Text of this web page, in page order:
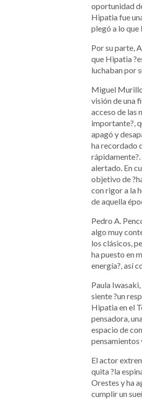
oportunidad
Hipatia fue
plegó a lo que
Por su parte,
que Hipatia
luchaban por
Miguel
visión de una
acceso de las
importante?,
apagó y
ha recordado
alertado. En
objetivo de
con rigor a la
de aquella
Pedro A.
algo muy
los clásicos,
ha puesto en
energía?, así
Paula
siente ?un
Hipatia en el
pensadora,
espacio de
pensamientos
El actor
quita ?la
Orestes y ha
cumplir un